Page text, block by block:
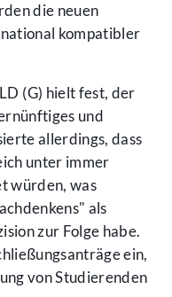
die neuen
kompatibler
(G) hielt fest, der
und
allerdings, dass
unter immer
würden, was
als
zur Folge habe.
ein,
von Studierenden